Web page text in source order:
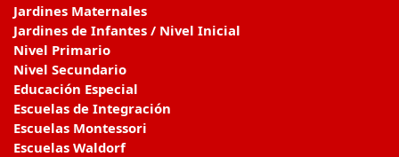
Jardines Maternales
Jardines de Infantes / Nivel Inicial
Nivel Primario
Nivel Secundario
Educación Especial
Escuelas de Integración
Escuelas Montessori
Escuelas Waldorf